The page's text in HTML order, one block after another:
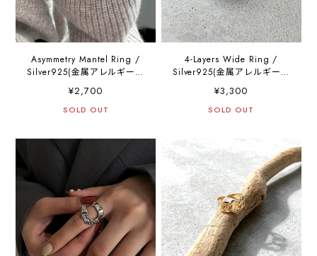
Asymmetry Mantel Ring /
Silver925(金属アレルギー対
応)
¥2,700
SOLD OUT
4-Layers Wide Ring /
Silver925(金属アレルギー対
応)
¥3,300
SOLD OUT